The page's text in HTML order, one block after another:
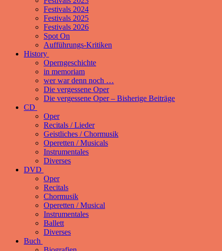
Festivals 2024
Festivals 2025
Festivals 2026
Spot On
Aufführungs-Kritiken
History
Operngeschichte
in memoriam
wer war denn noch …
Die vergessene Oper
Die vergessene Oper – Bisherige Beiträge
CD
Oper
Recitals / Lieder
Geistliches / Chormusik
Operetten / Musicals
Instrumentales
Diverses
DVD
Oper
Recitals
Chormusik
Operetten / Musical
Instrumentales
Ballett
Diverses
Buch